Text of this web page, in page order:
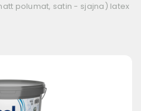
polumat, satin - sjajna) latex